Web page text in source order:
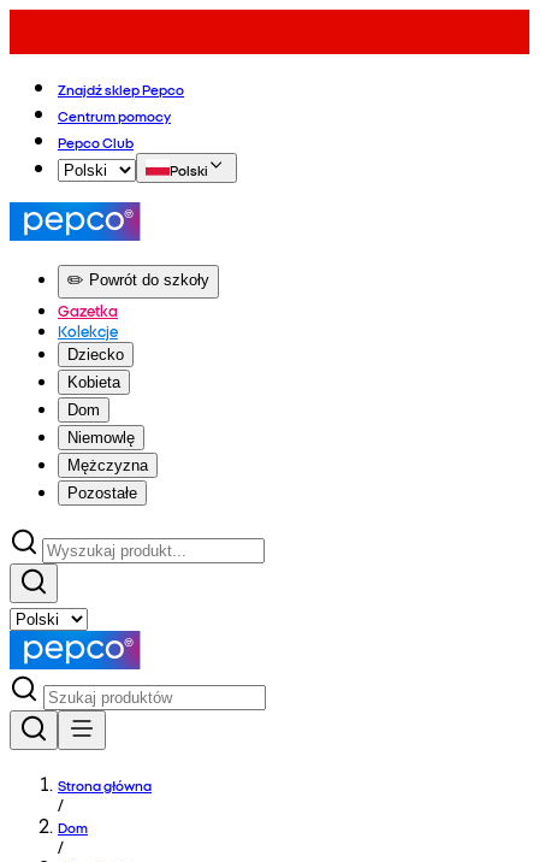
Znajdź sklep Pepco
Centrum pomocy
Pepco Club
Polski
✏️ Powrót do szkoły
Gazetka
Kolekcje
Dziecko
Kobieta
Dom
Niemowlę
Mężczyzna
Pozostałe
Strona główna
/
Dom
/